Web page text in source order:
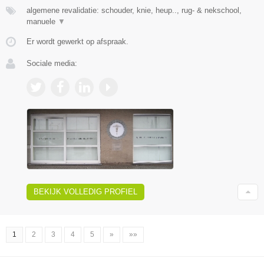
algemene revalidatie: schouder, knie, heup.., rug- & nekschool,
manuele ▼
Er wordt gewerkt op afspraak.
Sociale media:
BEKIJK VOLLEDIG PROFIEL
1 2 3 4 5 » »»